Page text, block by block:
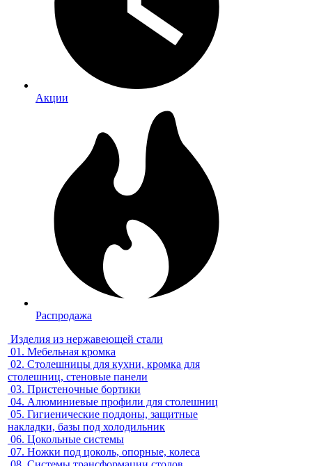
Акции
Распродажа
Изделия из нержавеющей стали
01. Мебельная кромка
02. Столешницы для кухни, кромка для
столешниц, стеновые панели
03. Пристеночные бортики
04. Алюминиевые профили для столешниц
05. Гигиенические поддоны, защитные
накладки, базы под холодильник
06. Цокольные системы
07. Ножки под цоколь, опорные, колеса